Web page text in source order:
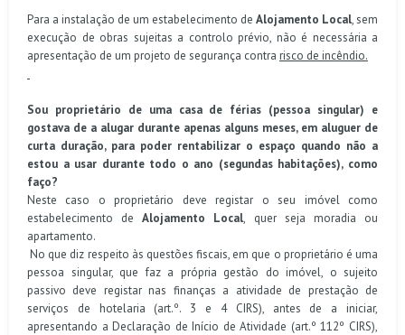
Para a instalação de um estabelecimento de Alojamento Local, sem
execução de obras sujeitas a controlo prévio, não é necessária a
apresentação de um projeto de segurança contra risco de incêndio.
Sou proprietário de uma casa de férias (pessoa singular) e
gostava de a alugar durante apenas alguns meses, em aluguer de
curta duração, para poder rentabilizar o espaço quando não a
estou a usar durante todo o ano (segundas habitações), como
faço?
Neste caso o proprietário deve registar o seu imóvel como
estabelecimento deAlojamento Local, quer seja moradia ou
apartamento.
No que diz respeito às questões fiscais, em que o proprietário é uma
pessoa singular, que faz a própria gestão do imóvel, o sujeito
passivo deve registar nas finanças a atividade de prestação de
serviços de hotelaria (art.º. 3 e 4 CIRS), antes de a iniciar,
apresentando a Declaração de Início de Atividade (art.º 112º CIRS),